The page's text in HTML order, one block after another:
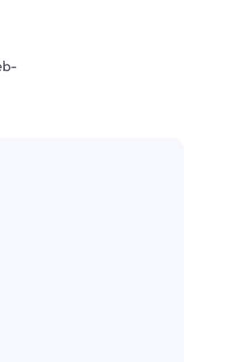
company/kcrg-